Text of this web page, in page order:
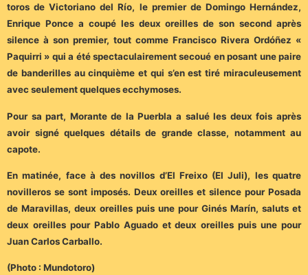
toros de Victoriano del Río, le premier de Domingo Hernández,
Enrique Ponce a coupé les deux oreilles de son second après
silence à son premier, tout comme Francisco Rivera Ordóñez «
Paquirri » qui a été spectaculairement secoué en posant une paire
de banderilles au cinquième et qui s’en est tiré miraculeusement
avec seulement quelques ecchymoses.
Pour sa part, Morante de la Puerbla a salué les deux fois après
avoir signé quelques détails de grande classe, notamment au
capote.
En matinée, face à des novillos d’El Freixo (El Juli), les quatre
novilleros se sont imposés. Deux oreilles et silence pour Posada
de Maravillas, deux oreilles puis une pour Ginés Marín, saluts et
deux oreilles pour Pablo Aguado et deux oreilles puis une pour
Juan Carlos Carballo.
(Photo : Mundotoro)